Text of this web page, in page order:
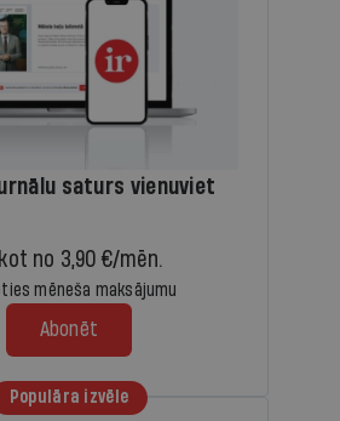
saturs vienuviet
no 3,90 €/mēn.
mēneša maksājumu
Abonēt
Populāra izvēle